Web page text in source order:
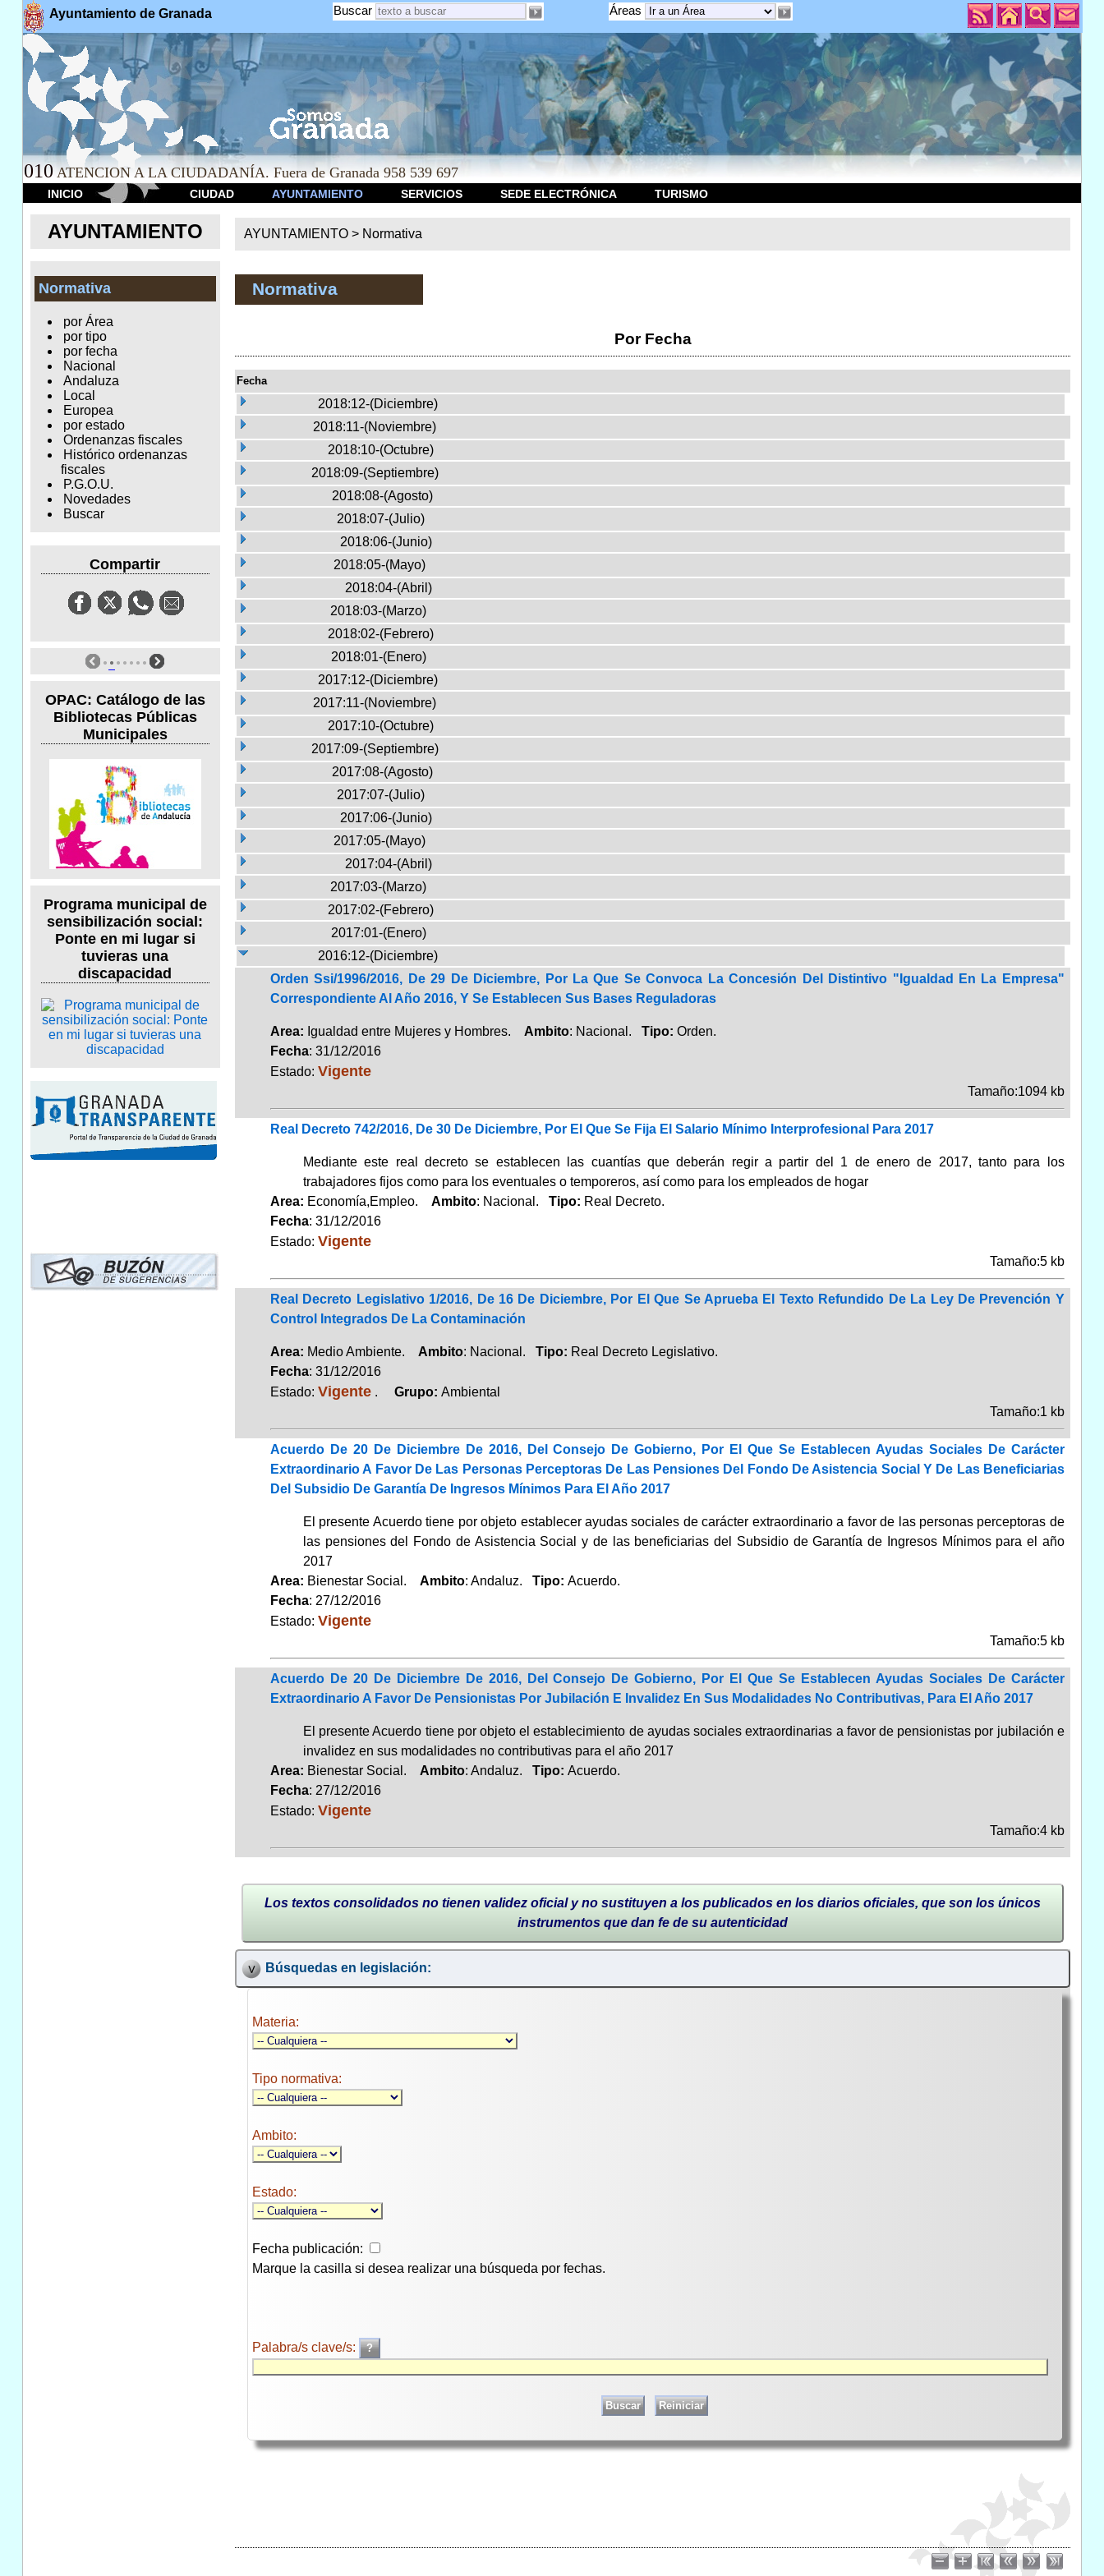
Ayuntamiento de Granada Áreas
Buscar
010 ATENCION A LA CIUDADANÍA. Fuera de Granada 958 539 697
INICIO CIUDAD AYUNTAMIENTO SERVICIOS SEDE ELECTRÓNICA TURISMO
AYUNTAMIENTO
Normativa
por Área
por tipo
por fecha
Nacional
Andaluza
Local
Europea
por estado
Ordenanzas fiscales
Histórico ordenanzas
fiscales
P.G.O.U.
Novedades
Buscar
Compartir
OPAC: Catálogo de las
Bibliotecas Públicas
Municipales
Programa municipal de
sensibilización social:
Ponte en mi lugar si
tuvieras una
discapacidad
AYUNTAMIENTO > Normativa
Normativa
Por Fecha
Fecha
2018:12-(Diciembre)
2018:11-(Noviembre)
2018:10-(Octubre)
2018:09-(Septiembre)
2018:08-(Agosto)
2018:07-(Julio)
2018:06-(Junio)
2018:05-(Mayo)
2018:04-(Abril)
2018:03-(Marzo)
2018:02-(Febrero)
2018:01-(Enero)
2017:12-(Diciembre)
2017:11-(Noviembre)
2017:10-(Octubre)
2017:09-(Septiembre)
2017:08-(Agosto)
2017:07-(Julio)
2017:06-(Junio)
2017:05-(Mayo)
2017:04-(Abril)
2017:03-(Marzo)
2017:02-(Febrero)
2017:01-(Enero)
2016:12-(Diciembre)
Orden Ssi/1996/2016, De 29 De Diciembre, Por La Que Se Convoca La Concesión Del Distintivo "Igualdad En La Empresa"
Correspondiente Al Año 2016, Y Se Establecen Sus Bases Reguladoras
Area: Igualdad entre Mujeres y Hombres. Ambito: Nacional. Tipo: Orden.
Fecha: 31/12/2016
Estado: Vigente
Tamaño:1094 kb
Real Decreto 742/2016, De 30 De Diciembre, Por El Que Se Fija El Salario Mínimo Interprofesional Para 2017
Mediante este real decreto se establecen las cuantías que deberán regir a partir del 1 de enero de 2017, tanto para los
trabajadores fijos como para los eventuales o temporeros, así como para los empleados de hogar
Area: Economía,Empleo. Ambito: Nacional. Tipo: Real Decreto.
Fecha: 31/12/2016
Estado: Vigente
Tamaño:5 kb
Real Decreto Legislativo 1/2016, De 16 De Diciembre, Por El Que Se Aprueba El Texto Refundido De La Ley De Prevención Y
Control Integrados De La Contaminación
Area: Medio Ambiente. Ambito: Nacional. Tipo: Real Decreto Legislativo.
Fecha: 31/12/2016
Estado: Vigente. Grupo: Ambiental
Tamaño:1 kb
Acuerdo De 20 De Diciembre De 2016, Del Consejo De Gobierno, Por El Que Se Establecen Ayudas Sociales De Carácter
Extraordinario A Favor De Las Personas Perceptoras De Las Pensiones Del Fondo De Asistencia Social Y De Las Beneficiarias
Del Subsidio De Garantía De Ingresos Mínimos Para El Año 2017
El presente Acuerdo tiene por objeto establecer ayudas sociales de carácter extraordinario a favor de las personas perceptoras de
las pensiones del Fondo de Asistencia Social y de las beneficiarias del Subsidio de Garantía de Ingresos Mínimos para el año
2017
Area: Bienestar Social. Ambito: Andaluz. Tipo: Acuerdo.
Fecha: 27/12/2016
Estado: Vigente
Tamaño:5 kb
Acuerdo De 20 De Diciembre De 2016, Del Consejo De Gobierno, Por El Que Se Establecen Ayudas Sociales De Carácter
Extraordinario A Favor De Pensionistas Por Jubilación E Invalidez En Sus Modalidades No Contributivas, Para El Año 2017
El presente Acuerdo tiene por objeto el establecimiento de ayudas sociales extraordinarias a favor de pensionistas por jubilación e
invalidez en sus modalidades no contributivas para el año 2017
Area: Bienestar Social. Ambito: Andaluz. Tipo: Acuerdo.
Fecha: 27/12/2016
Estado: Vigente
Tamaño:4 kb
Los textos consolidados no tienen validez oficial y no sustituyen a los publicados en los diarios oficiales, que son los únicos
instrumentos que dan fe de su autenticidad
Búsquedas en legislación:
Materia:
Tipo normativa:
Ambito:
Estado:
Fecha publicación:
Marque la casilla si desea realizar una búsqueda por fechas.
Palabra/s clave/s: